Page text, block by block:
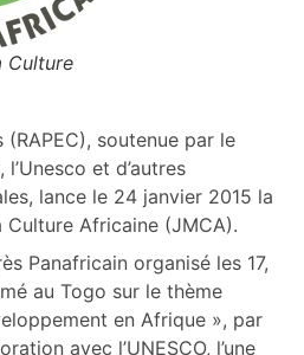
Culture
soutenue par le
et d’autres
lance le 24 janvier 2015 la
Africaine (JMCA).
Panafricain organisé les 17,
au Togo sur le thème
en Afrique », par
avec l’UNESCO, l’une